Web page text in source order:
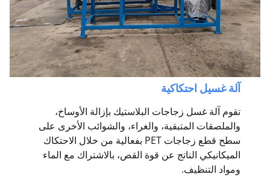
آلة غسيل احتكاكية
تقوم آلة غسل زجاجات البلاستيك بإزالة الأوساخ،
والملصقات المتبقية، والغراء، والشوائب الأخرى على
سطح قطع زجاجات PET بفعالية من خلال الاحتكاك
الميكانيكي الناتج عن قوة القص، بالاشتراك مع الماء
ومواد التنظيف.